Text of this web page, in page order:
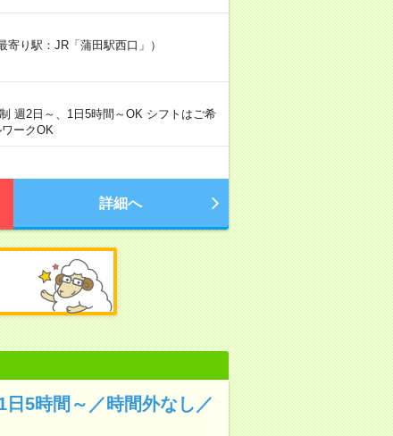
り駅：JR「蒲田駅西口」）
週2日～、1日5時間～OK シフトはご希
ークOK
詳細へ
5時間～／時間外なし／